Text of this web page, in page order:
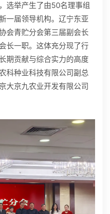
选举产生了由50名理事组
一届领导机构。辽宁东亚
会青贮分会第三届副会长
长一职。这体充分现了行
期贡献与综合实力的高度
科种业科技有限公司副总
大京九农业开发有限公司